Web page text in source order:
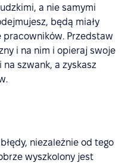
a nie samymi
będą miały
pracowników. Przedstaw
i na nim i opieraj swoje
szwank, a zyskasz
niezależnie od tego
wyszkolony jest